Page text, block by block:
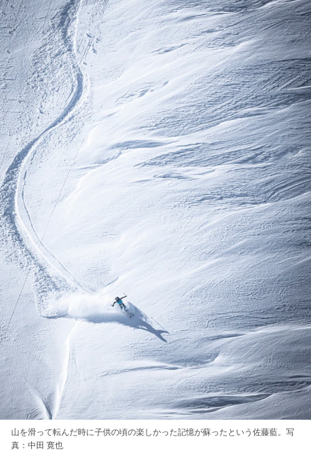
山を滑って転んだ時に子供の頃の楽しかった記憶が蘇ったという佐藤藍。写
真：中田 寛也